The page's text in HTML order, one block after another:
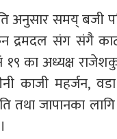
अनुसार समय् बजी
द्रमदल संग संगै
का अध्यक्ष
काजी महर्जन,
तथा जापानका